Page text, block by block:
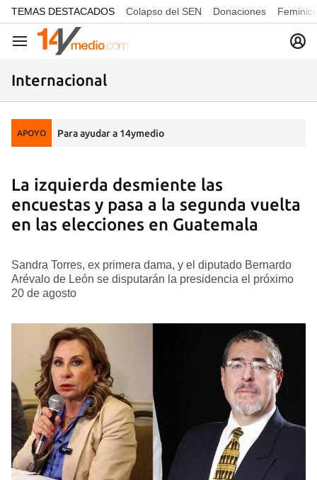
common.go-to-content
TEMAS DESTACADOS Colapso del SEN Donaciones
Navegación
Internacional
APOYO Para ayudar a 14ymedio
La izquierda desmiente las
encuestas y pasa a la segunda vuelta
en las elecciones en Guatemala
Sandra Torres, ex primera dama, y el diputado Bernardo
Arévalo de León se disputarán la presidencia el próximo
20 de agosto